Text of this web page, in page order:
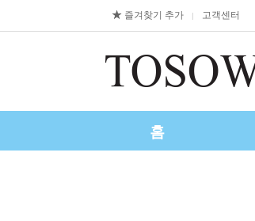
즐겨찾기 추가 | 고객센터
홈